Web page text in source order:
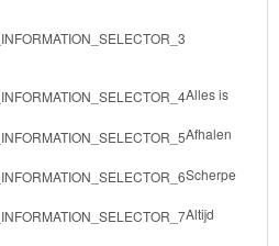
Alles is
Afhalen
Scherpe
Altijd